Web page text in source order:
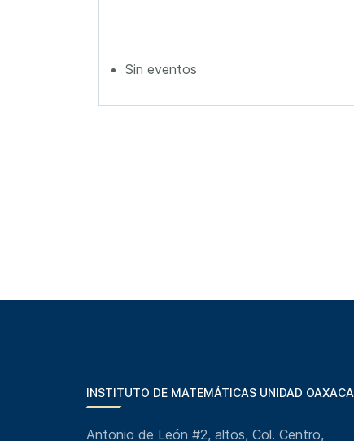
Sin eventos
INSTITUTO DE MATEMÁTICAS UNIDAD OAXACA
Antonio de León #2, altos, Col. Centro,